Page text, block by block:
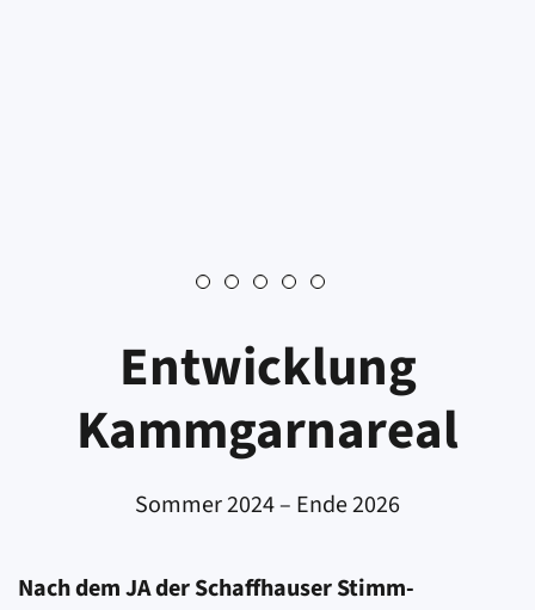
Entwicklung
Kammgarnareal
Sommer 2024 – Ende 2026
Nach dem JA der Schaffhauser Stimm­